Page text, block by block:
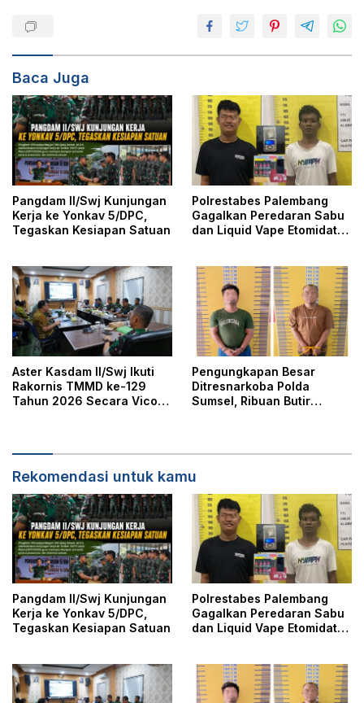
Baca Juga
Pangdam II/Swj Kunjungan
Kerja ke Yonkav 5/DPC,
Tegaskan Kesiapan Satuan
Polrestabes Palembang
Gagalkan Peredaran Sabu
dan Liquid Vape Etomidate,
Aster Kasdam II/Swj Ikuti
Rakornis TMMD ke-129
Tahun 2026 Secara Vicon
Pengungkapan Besar
Ditresnarkoba Polda
Sumsel, Ribuan Butir
Rekomendasi untuk kamu
Pangdam II/Swj Kunjungan
Kerja ke Yonkav 5/DPC,
Tegaskan Kesiapan Satuan
Polrestabes Palembang
Gagalkan Peredaran Sabu
dan Liquid Vape Etomidate,